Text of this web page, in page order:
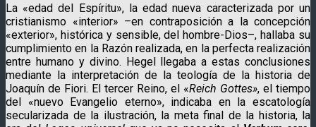
La «edad del Espíritu», la edad nueva caracterizada por un
cristianismo «interior» –en contraposición a la concepción
«exterior», histórica y sensible, del hombre-Dios–, hallaba su
cumplimiento en la Razón realizada, en la perfecta realización
entre humano y divino. Hegel llegaba a estas conclusiones
mediante la interpretación de la teología de la historia de
Joaquín de Fiori. El tercer Reino, el «Reich Gottes», el tiempo
del «nuevo Evangelio eterno», indicaba en la escatología
secularizada de la ilustración, la meta final de la historia, la